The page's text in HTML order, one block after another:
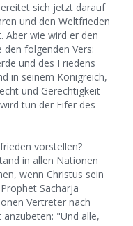
sich jetzt darauf
und den Weltfrieden
Aber wie wird er den
folgenden Vers:
und des Friedens
in seinem Königreich,
und Gerechtigkeit
tun der Eifer des
vorstellen?
in allen Nationen
wenn Christus sein
Sacharja
Vertreter nach
"Und alle,